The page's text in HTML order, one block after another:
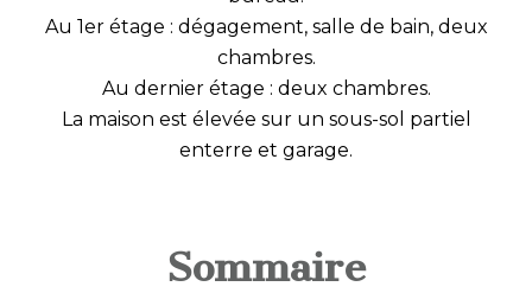
Au 1er étage : dégagement, salle de bain, deux
chambres.
Au dernier étage : deux chambres.
La maison est élevée sur un sous-sol partiel
enterre et garage.
Sommaire